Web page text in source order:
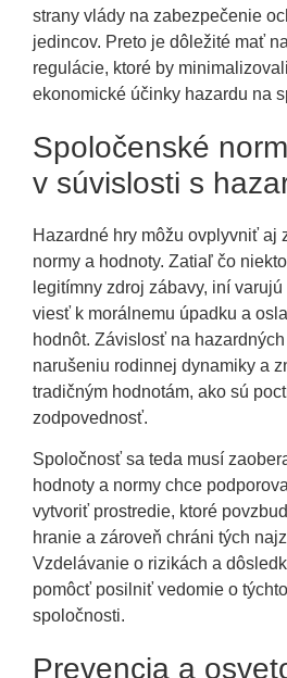
strany vlády na zabezpečenie
jedincov. Preto je dôležité mať
regulácie, ktoré by
ekonomické účinky hazardu na
Spoločenské
v súvislosti s
Hazardné hry môžu ovplyvniť aj
normy a hodnoty. Zatiaľ čo
legitímny zdroj zábavy, iní
viesť k morálnemu úpadku a
hodnôt. Závislosť na
narušeniu rodinnej dynamiky a
tradičným hodnotám, ako sú
zodpovednosť.
Spoločnosť sa teda musí
hodnoty a normy chce
vytvoriť prostredie, ktoré
hranie a zároveň chráni tých
Vzdelávanie o rizikách a
pomôcť posilniť vedomie o
spoločnosti.
Prevencia a